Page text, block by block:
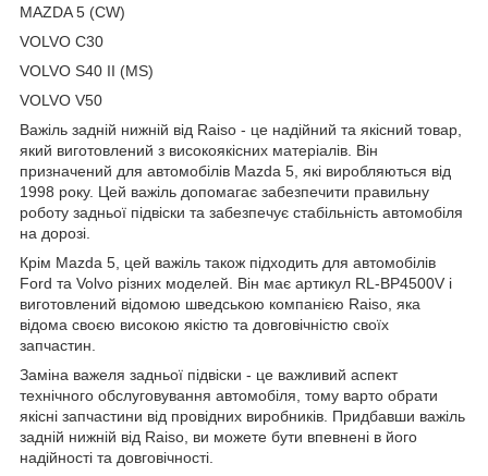
MAZDA 5 (CW)
VOLVO C30
VOLVO S40 II (MS)
VOLVO V50
Важіль задній нижній від Raiso - це надійний та якісний товар,
який виготовлений з високоякісних матеріалів. Він
призначений для автомобілів Mazda 5, які виробляються від
1998 року. Цей важіль допомагає забезпечити правильну
роботу задньої підвіски та забезпечує стабільність автомобіля
на дорозі.
Крім Mazda 5, цей важіль також підходить для автомобілів
Ford та Volvo різних моделей. Він має артикул RL-BP4500V і
виготовлений відомою шведською компанією Raiso, яка
відома своєю високою якістю та довговічністю своїх
запчастин.
Заміна важеля задньої підвіски - це важливий аспект
технічного обслуговування автомобіля, тому варто обрати
якісні запчастини від провідних виробників. Придбавши важіль
задній нижній від Raiso, ви можете бути впевнені в його
надійності та довговічності.